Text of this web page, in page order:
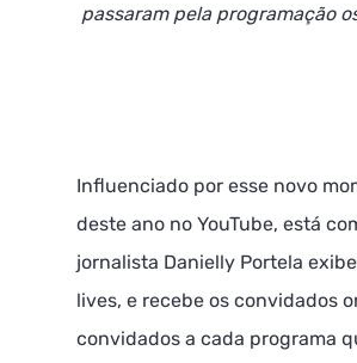
passaram pela programação
Influenciado por esse novo
deste ano no YouTube, está
jornalista Danielly Portela
lives, e recebe os convidados
convidados a cada programa